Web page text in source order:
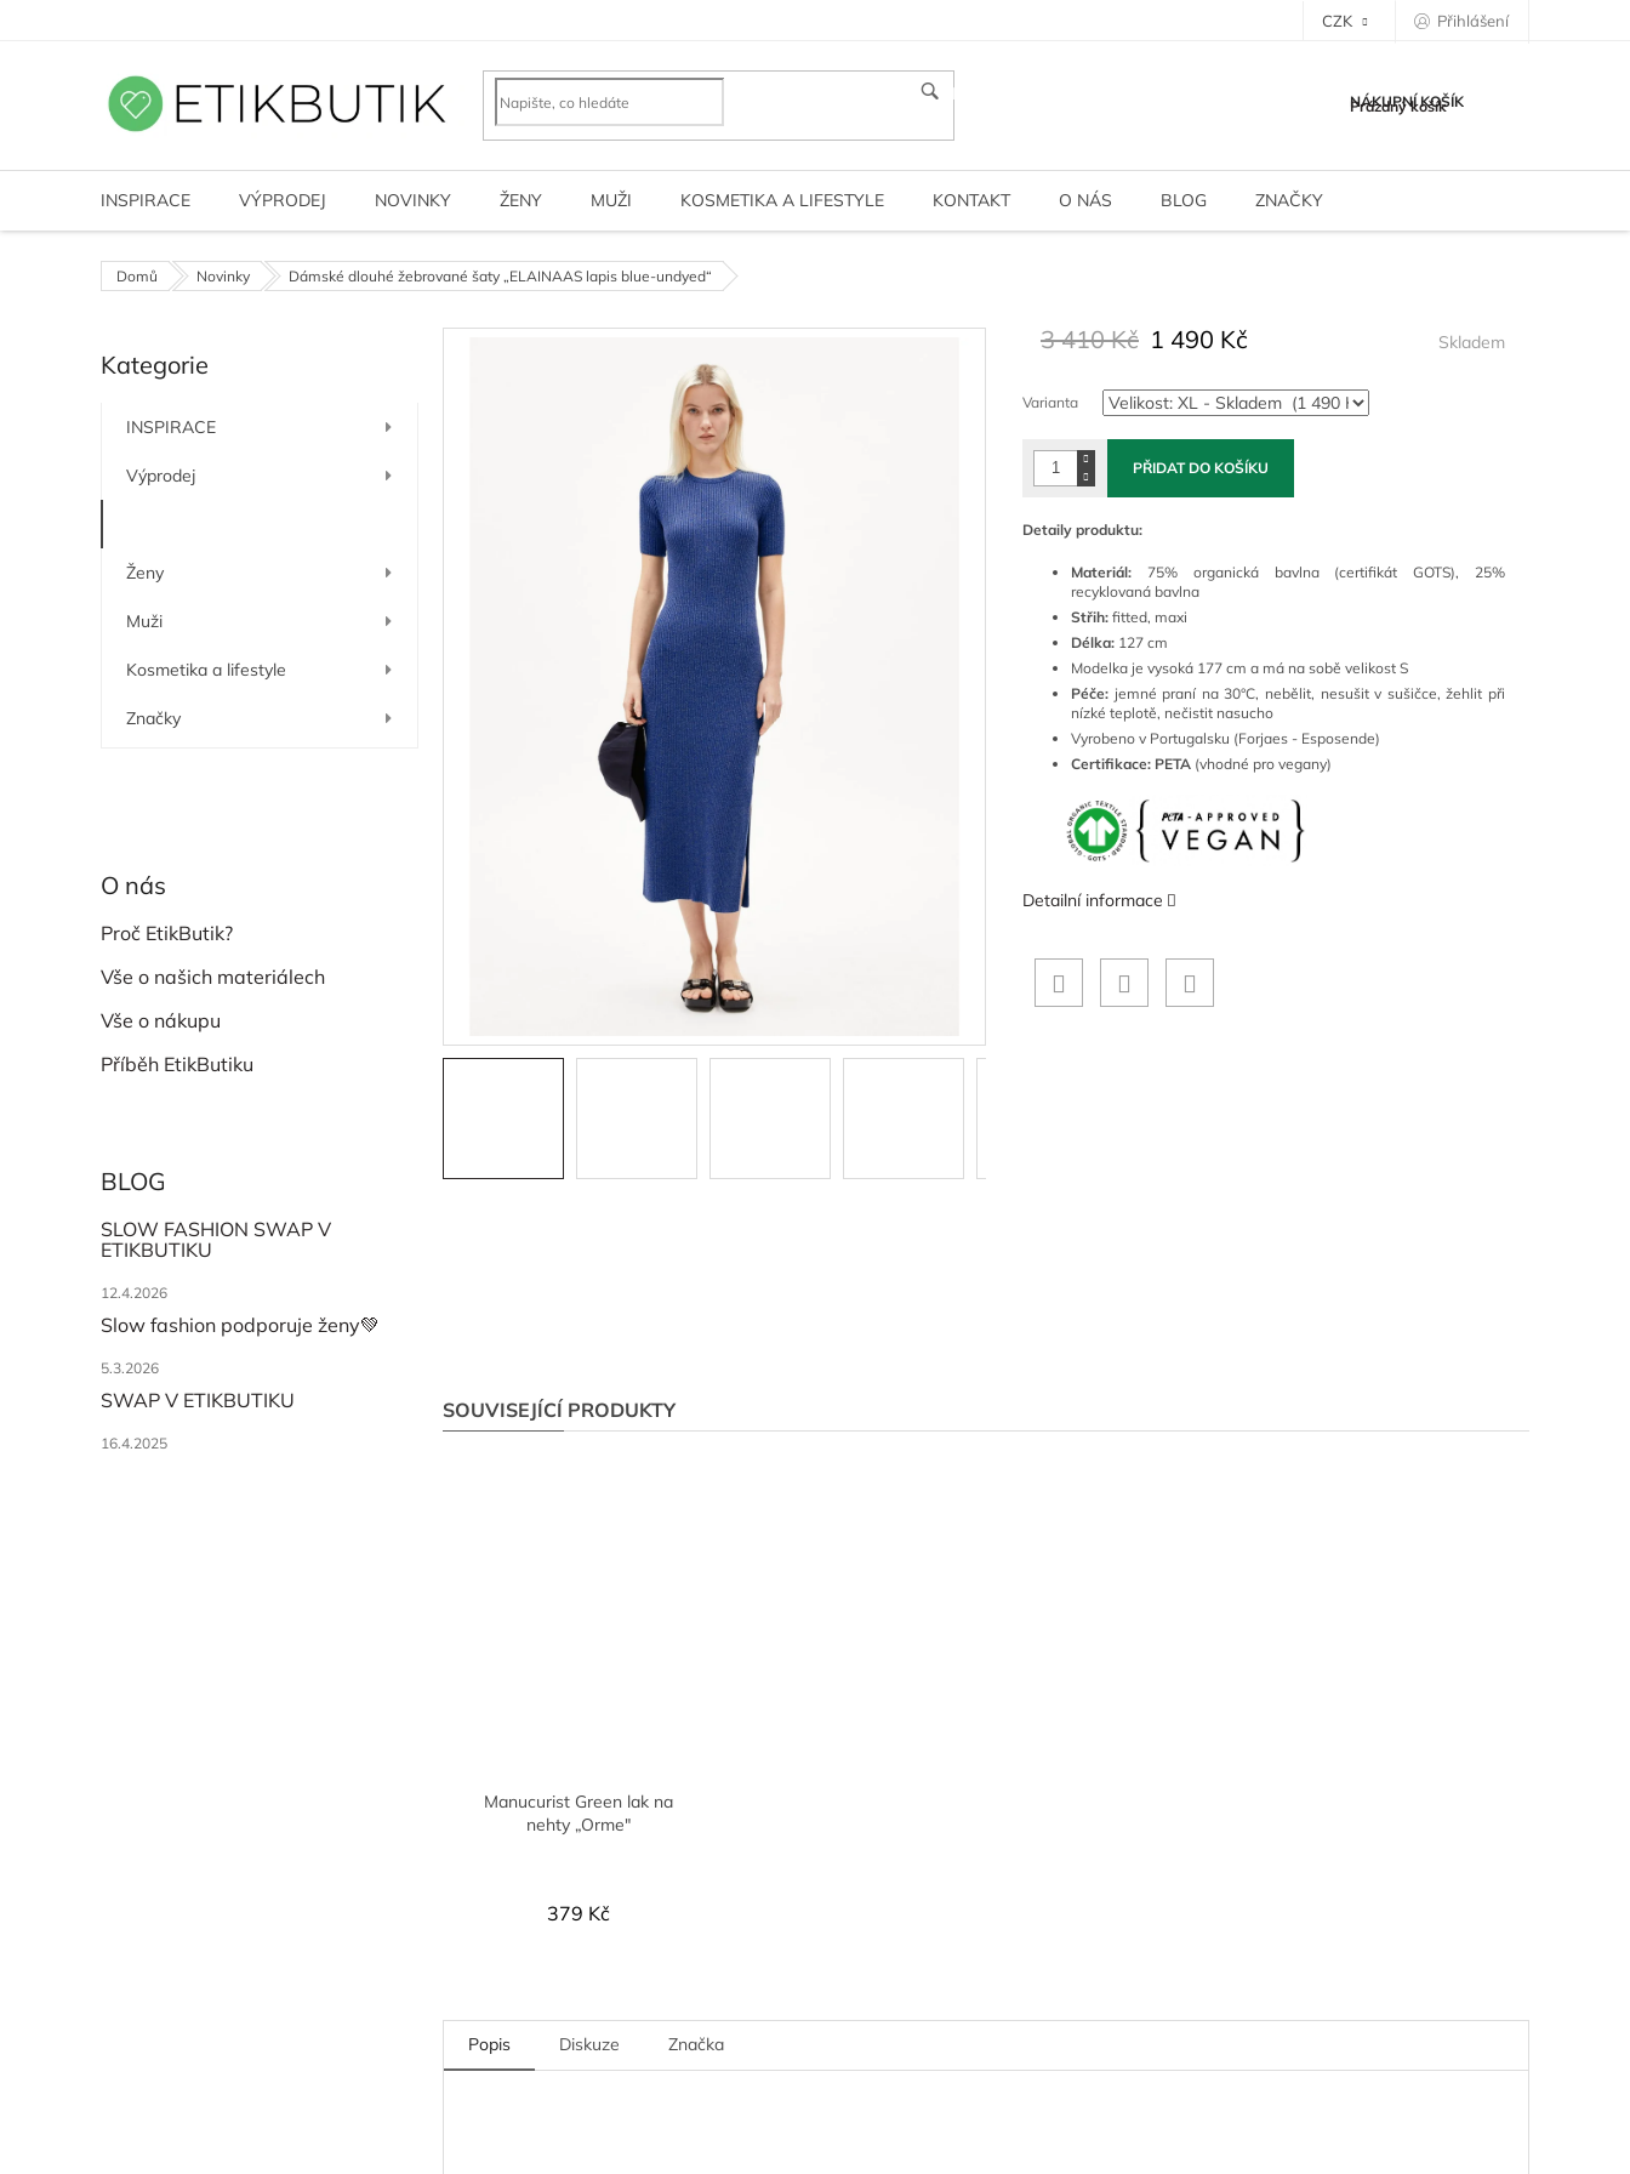
CZK Přihlášení
HLEDAT NÁKUPNÍ KOŠÍK
Prázdný košík
INSPIRACE VÝPRODEJ NOVINKY ŽENY MUŽI KOSMETIKA A LIFESTYLE KONTAKT O NÁS BLOG ZNAČKY
Domů Novinky Dámské dlouhé žebrované šaty „ELAINAAS lapis blue-undyed“
o
n
í
Přeskočit
kategorie
Kategorie
INSPIRACE
Výprodej
Ženy
Muži
Kosmetika a lifestyle
Značky
O nás
Proč EtikButik?
Vše o našich materiálech
Vše o nákupu
Příběh EtikButiku
BLOG
SLOW FASHION SWAP V
ETIKBUTIKU
12.4.2026
Slow fashion podporuje ženy💚
5.3.2026
SWAP V ETIKBUTIKU
16.4.2025
3 410 Kč 1 490 Kč
cena:
Skladem
Varianta
PŘIDAT DO KOŠÍKU
Detaily produktu:
Materiál: 75% organická bavlna (certifikát GOTS), 25%
recyklovaná bavlna
Střih: fitted, maxi
Délka: 127 cm
Modelka je vysoká 177 cm a má na sobě velikost S
Péče: jemné praní na 30°C, nebělit, nesušit v sušičce, žehlit při
nízké teplotě, nečistit nasucho
Vyrobeno v Portugalsku (Forjaes - Esposende)
Certifikace: PETA (vhodné pro vegany)
Detailní informace
SOUVISEJÍCÍ PRODUKTY
Manucurist Green lak na
nehty „Orme"
379 Kč
Popis Diskuze Značka